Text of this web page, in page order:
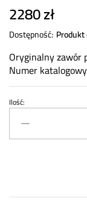
2280zł
Dostępność:
Oryginalny zawór
Numer
Zawór
pilotowy
John
Ilość: